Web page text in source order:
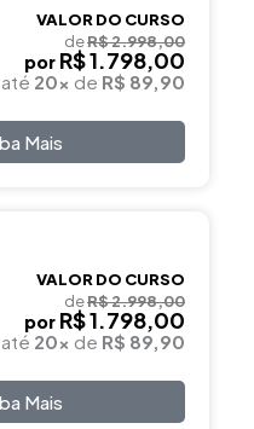
VALOR DO CURSO
deR$ 2.998,00
por R$ 1.798,00
20x de R$ 89,90
Mais
VALOR DO CURSO
deR$ 2.998,00
por R$ 1.798,00
20x de R$ 89,90
Mais